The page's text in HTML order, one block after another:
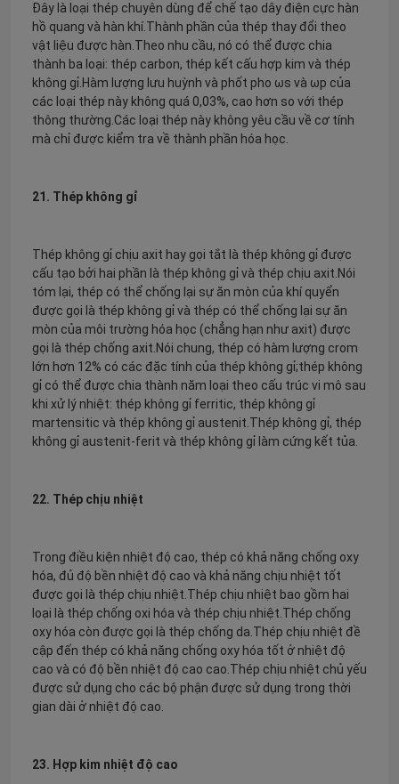
Đây là loại thép chuyên dùng để chế tạo dây điện cực hàn
hồ quang và hàn khí.Thành phần của thép thay đổi theo
vật liệu được hàn.Theo nhu cầu, nó có thể được chia
thành ba loại: thép carbon, thép kết cấu hợp kim và thép
không gỉ.Hàm lượng lưu huỳnh và phốt pho ωs và ωp của
các loại thép này không quá 0,03%, cao hơn so với thép
thông thường.Các loại thép này không yêu cầu về cơ tính
mà chỉ được kiểm tra về thành phần hóa học.
21. Thép không gỉ
Thép không gỉ chịu axit hay gọi tắt là thép không gỉ được
cấu tạo bởi hai phần là thép không gỉ và thép chịu axit.Nói
tóm lại, thép có thể chống lại sự ăn mòn của khí quyển
được gọi là thép không gỉ và thép có thể chống lại sự ăn
mòn của môi trường hóa học (chẳng hạn như axit) được
gọi là thép chống axit.Nói chung, thép có hàm lượng crom
lớn hơn 12% có các đặc tính của thép không gỉ;thép không
gỉ có thể được chia thành năm loại theo cấu trúc vi mô sau
khi xử lý nhiệt: thép không gỉ ferritic, thép không gỉ
martensitic và thép không gỉ austenit.Thép không gỉ, thép
không gỉ austenit-ferit và thép không gỉ làm cứng kết tủa.
22. Thép chịu nhiệt
Trong điều kiện nhiệt độ cao, thép có khả năng chống oxy
hóa, đủ độ bền nhiệt độ cao và khả năng chịu nhiệt tốt
được gọi là thép chịu nhiệt.Thép chịu nhiệt bao gồm hai
loại là thép chống oxi hóa và thép chịu nhiệt.Thép chống
oxy hóa còn được gọi là thép chống da.Thép chịu nhiệt đề
cập đến thép có khả năng chống oxy hóa tốt ở nhiệt độ
cao và có độ bền nhiệt độ cao cao.Thép chịu nhiệt chủ yếu
được sử dụng cho các bộ phận được sử dụng trong thời
gian dài ở nhiệt độ cao.
23. Hợp kim nhiệt độ cao